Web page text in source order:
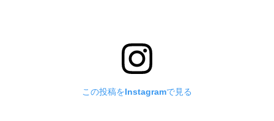
この投稿をInstagramで見る